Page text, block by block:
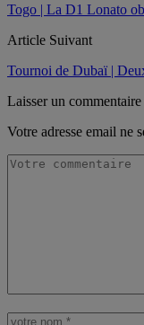
Togo | La D1 Lonato
Article Suivant
Tournoi de Dubaï |
Laisser un commentaire
Votre adresse email ne